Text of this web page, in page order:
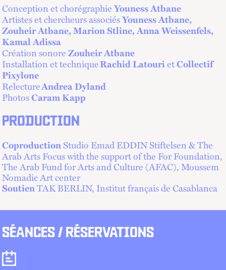
Conception et chorégraphieYouness Atbane
Artistes et chercheurs associésYouness Atbane,
Zouheir Atbane, Marion Stline, Anna Weissenfels,
Kamal Adissa
Création sonoreZouheir Atbane
Installation et techniqueRachid LatourietCollectif
Pixylone
RelectureAndrea Dyland
PhotosCaram Kapp
PRODUCTION
CoproductionStudio Emad EDDIN Stiftelsen & The
Arab Arts Focus with the support of the For Foundation,
The Arab Fund for Arts and Culture (AFAC), Moussem
Nomadic Art center
SoutienTAK BERLIN, Institut français de Casablanca
SÉANCES / RÉSERVATIONS
Séances